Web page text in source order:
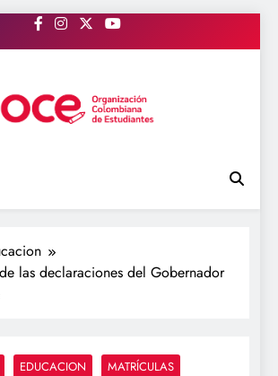
las declaraciones del Gobernador
EDUCACION
MATRÍCULAS